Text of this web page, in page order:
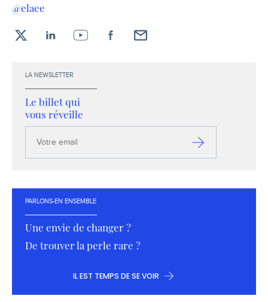
@elaee
LA NEWSLETTER
Le billet qui
vous réveille
email
S’inscrire
PARLONS-EN ENSEMBLE
Une envie de changer ?
De trouver la perle rare ?
IL EST TEMPS DE SE VOIR